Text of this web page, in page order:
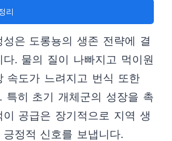
리
은 도롱뇽의 생존 전략에 결
. 물의 질이 나빠지고 먹이원
속도가 느려지고 번식 또한
특히 초기 개체군의 성장을 촉
공급은 장기적으로 지역 생
정적 신호를 보냅니다.